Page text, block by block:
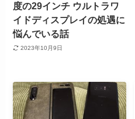
度の29インチ ウルトラワ
イドディスプレイの処遇に
悩んでいる話
2023年10月9日